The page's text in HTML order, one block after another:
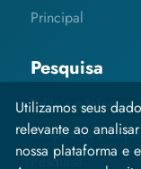
Principal
Pesquisa
Editais e
Grupos de
Pesquisa
Utilizamos seus
relevante ao
nossa plataforma e